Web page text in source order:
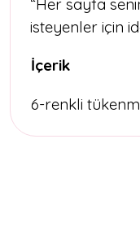
“Her sayfa
isteyenler için
İçerik
6-renkli